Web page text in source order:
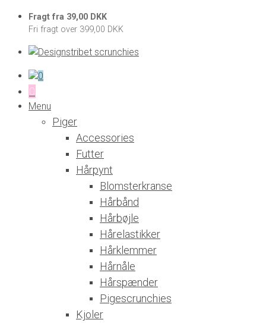
Fragt fra 39,00 DKK
Fri fragt over 399,00 DKK
0
0
Menu
Piger
Accessories
Futter
Hårpynt
Blomsterkranse
Hårbånd
Hårbøjle
Hårelastikker
Hårklemmer
Hårnåle
Hårspænder
Pigescrunchies
Kjoler